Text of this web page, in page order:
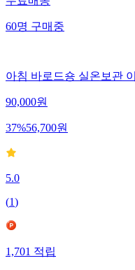
무료배송
60명구매중
아침 바로드숑 실온보관
90,000원
37%56,700원
5.0
(1)
1,701적립